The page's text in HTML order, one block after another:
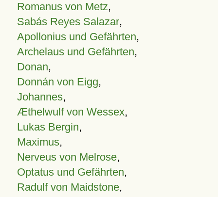
Romanus von Metz,
Sabás Reyes Salazar,
Apollonius und Gefährten,
Archelaus und Gefährten,
Donan,
Donnán von Eigg,
Johannes,
Æthelwulf von Wessex,
Lukas Bergin,
Maximus,
Nerveus von Melrose,
Optatus und Gefährten,
Radulf von Maidstone,